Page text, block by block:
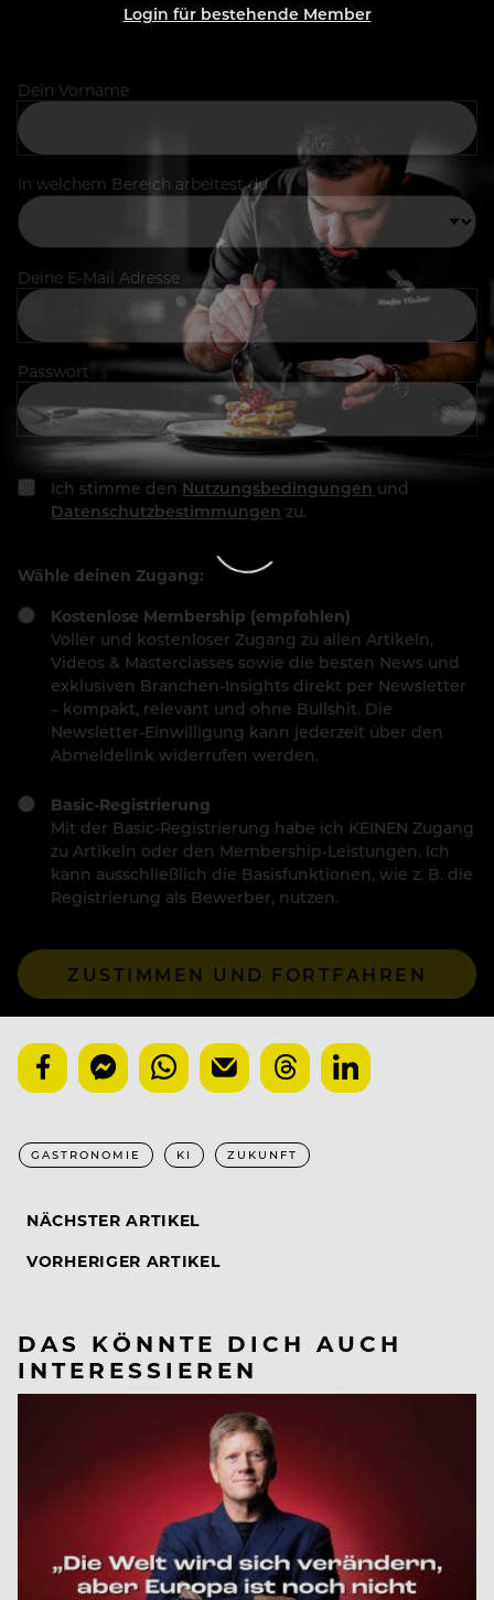
Login für bestehende Member
Dein Vorname
In welchem Bereich arbeitest du
Deine E-Mail Adresse
Passwort
Ich stimme den Nutzungsbedingungen und
Datenschutzbestimmungen zu.
Wähle deinen Zugang:
Kostenlose Membership (empfohlen)
Voller und kostenloser Zugang zu allen Artikeln,
Videos & Masterclasses sowie die besten News und
exklusiven Branchen-Insights direkt per Newsletter
– kompakt, relevant und ohne Bullshit. Die
Newsletter-Einwilligung kann jederzeit über den
Abmeldelink widerrufen werden.
Basic-Registrierung
Mit der Basic-Registrierung habe ich KEINEN Zugang
zu Artikeln oder den Membership-Leistungen. Ich
kann ausschließlich die Basisfunktionen, wie z. B. die
Registrierung als Bewerber, nutzen.
ZUSTIMMEN UND FORTFAHREN
GASTRONOMIE KI ZUKUNFT
NÄCHSTER ARTIKEL
VORHERIGER ARTIKEL
DAS KÖNNTE DICH AUCH
INTERESSIEREN